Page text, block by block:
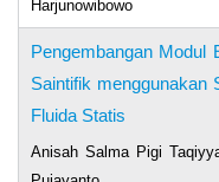
Harjunowibowo
Pengembangan Modul
Saintifik menggunakan
Fluida Statis
Anisah Salma Pigi